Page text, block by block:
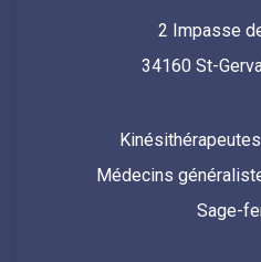
2 Impasse
34160 St-
Médecins
Sage-